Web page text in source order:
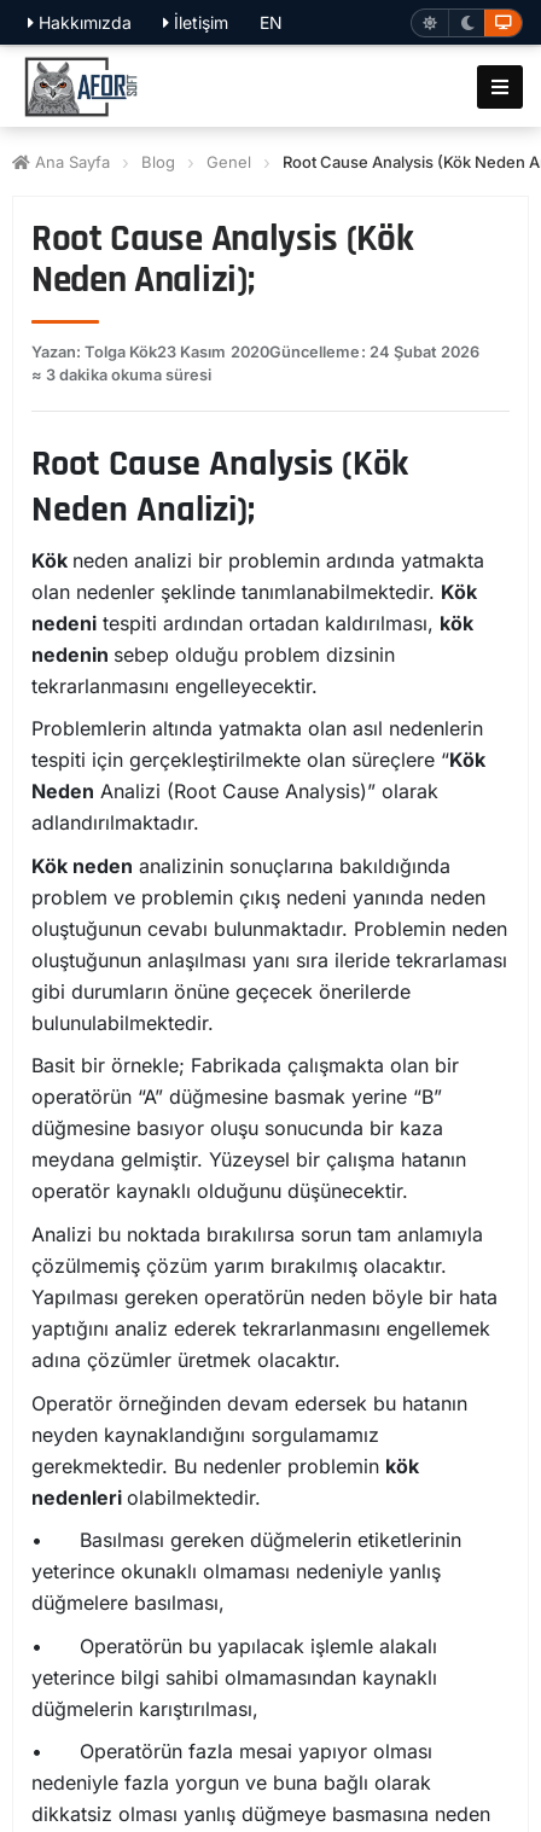
Hakkımızda İletişim EN
Ana Sayfa Blog Genel Root Cause Analysis (Kök Neden
Root Cause Analysis (Kök
Neden Analizi);
Yazan: Tolga Kök23 Kasım 2020Güncelleme: 24 Şubat 2026
≈ 3 dakika okuma süresi
Root Cause Analysis (Kök
Neden Analizi);
Kök neden analizi bir problemin ardında yatmakta
olan nedenler şeklinde tanımlanabilmektedir. Kök
nedeni tespiti ardından ortadan kaldırılması, kök
nedenin sebep olduğu problem dizsinin
tekrarlanmasını engelleyecektir.
Problemlerin altında yatmakta olan asıl nedenlerin
tespiti için gerçekleştirilmekte olan süreçlere “Kök
Neden Analizi (Root Cause Analysis)” olarak
adlandırılmaktadır.
Kök neden analizinin sonuçlarına bakıldığında
problem ve problemin çıkış nedeni yanında neden
oluştuğunun cevabı bulunmaktadır. Problemin neden
oluştuğunun anlaşılması yanı sıra ileride tekrarlaması
gibi durumların önüne geçecek önerilerde
bulunulabilmektedir.
Basit bir örnekle; Fabrikada çalışmakta olan bir
operatörün “A” düğmesine basmak yerine “B”
düğmesine basıyor oluşu sonucunda bir kaza
meydana gelmiştir. Yüzeysel bir çalışma hatanın
operatör kaynaklı olduğunu düşünecektir.
Analizi bu noktada bırakılırsa sorun tam anlamıyla
çözülmemiş çözüm yarım bırakılmış olacaktır.
Yapılması gereken operatörün neden böyle bir hata
yaptığını analiz ederek tekrarlanmasını engellemek
adına çözümler üretmek olacaktır.
Operatör örneğinden devam edersek bu hatanın
neyden kaynaklandığını sorgulamamız
gerekmektedir. Bu nedenler problemin kök
nedenleri olabilmektedir.
•
Basılması gereken düğmelerin etiketlerinin
yeterince okunaklı olmaması nedeniyle yanlış
düğmelere basılması,
•
Operatörün bu yapılacak işlemle alakalı
yeterince bilgi sahibi olmamasından kaynaklı
düğmelerin karıştırılması,
•
Operatörün fazla mesai yapıyor olması
nedeniyle fazla yorgun ve buna bağlı olarak
dikkatsiz olması yanlış düğmeye basmasına neden